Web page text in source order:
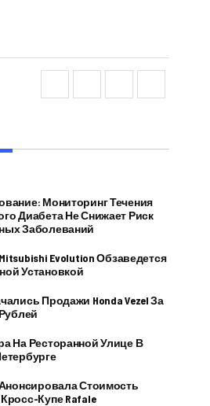
Мониторинг Течения
Диабета Не Снижает Риск
Заболеваний
Evolution Обзаведется
Установкой
Продажи Honda Vezel За
На Ресторанной Улице В
Стоимость
Купе Rafale